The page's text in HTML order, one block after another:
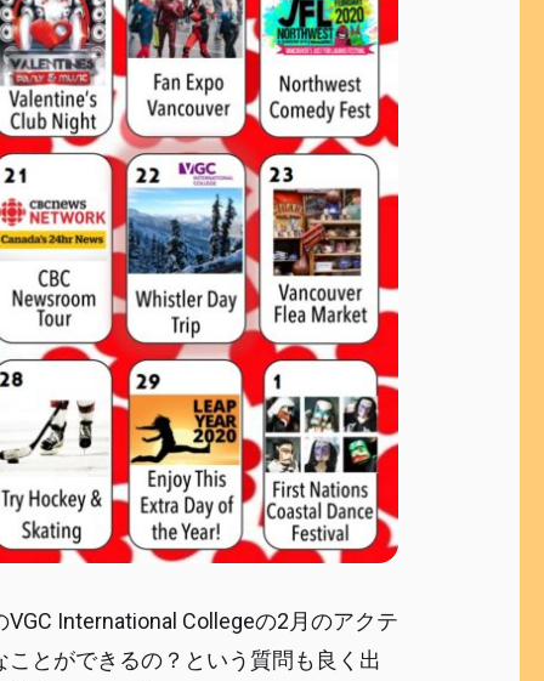
International Collegeの2月のアクテ
とができるの？という質問も良く出